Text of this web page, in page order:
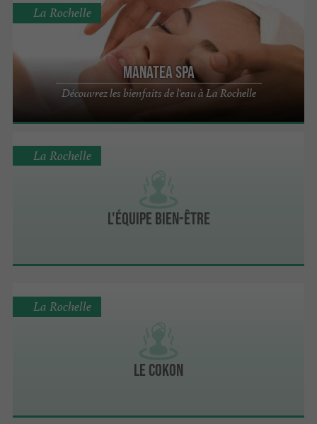
Manatea Spa
Découvrez les bienfaits de l'eau à La Rochelle
La Rochelle
L'Équipe Bien-Être
La Rochelle
Le Cokon
La Rochelle